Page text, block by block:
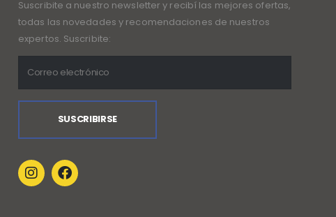
Suscribite a nuestro newsletter y recibí las mejores ofertas,
todas las novedades y recomendaciones de nuestros
expertos. Suscribite: